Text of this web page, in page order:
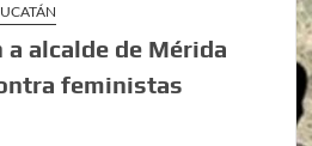
alcalde de Mérida
feministas